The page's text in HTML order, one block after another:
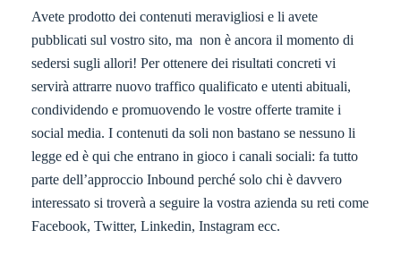
Avete prodotto dei contenuti meravigliosi e li avete
pubblicati sul vostro sito, ma non è ancora il momento di
sedersi sugli allori! Per ottenere dei risultati concreti vi
servirà attrarre nuovo traffico qualificato e utenti abituali,
condividendo e promuovendo le vostre offerte tramite i
social media. I contenuti da soli non bastano se nessuno li
legge ed è qui che entrano in gioco i canali sociali: fa tutto
parte dell’approccio Inbound perché solo chi è davvero
interessato si troverà a seguire la vostra azienda su reti come
Facebook, Twitter, Linkedin, Instagram ecc.